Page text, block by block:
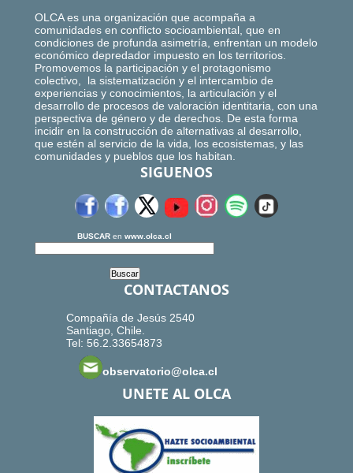
OLCA es una organización que acompaña a
comunidades en conflicto socioambiental, que en
condiciones de profunda asimetría, enfrentan un modelo
económico depredador impuesto en los territorios.
Promovemos la participación y el protagonismo
colectivo, la sistematización y el intercambio de
experiencias y conocimientos, la articulación y el
desarrollo de procesos de valoración identitaria, con una
perspectiva de género y de derechos. De esta forma
incidir en la construcción de alternativas al desarrollo,
que estén al servicio de la vida, los ecosistemas, y las
comunidades y pueblos que los habitan.
SIGUENOS
BUSCAR en www.olca.cl
CONTACTANOS
Compañía de Jesús 2540
Santiago, Chile.
Tel: 56.2.33654873
observatorio@olca.cl
UNETE AL OLCA